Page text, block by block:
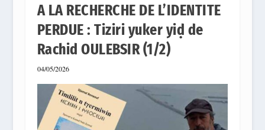
A LA RECHERCHE DE L’IDENTITE
PERDUE : Tiziri yuker yiḍ de
Rachid OULEBSIR (1/2)
04/05/2026